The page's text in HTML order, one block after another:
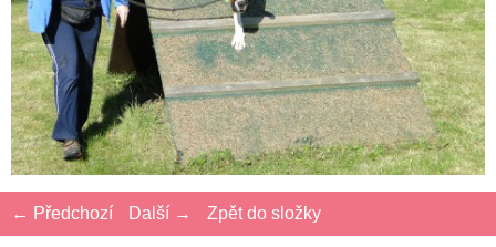
← Předchozí Další → Zpět do složky